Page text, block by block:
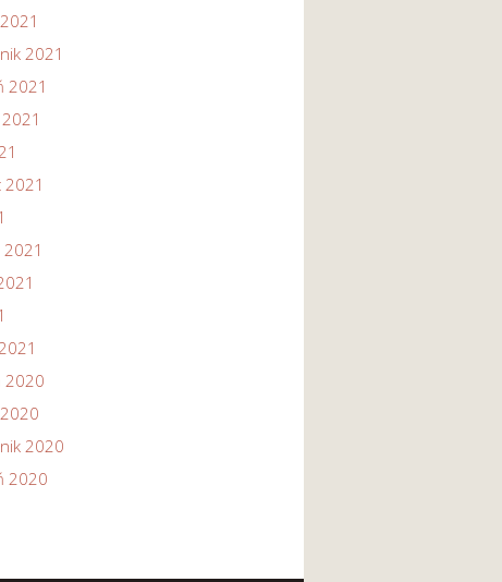
2021
2021
2021
2020
2020
2020